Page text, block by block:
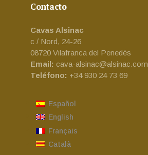
Contacto
Cavas Alsinac
c / Nord, 24-26
08720 Vilafranca del Penedés
Email: cava-alsinac@alsinac.com
Teléfono: +34 930 24 73 69
Español
English
Français
Català